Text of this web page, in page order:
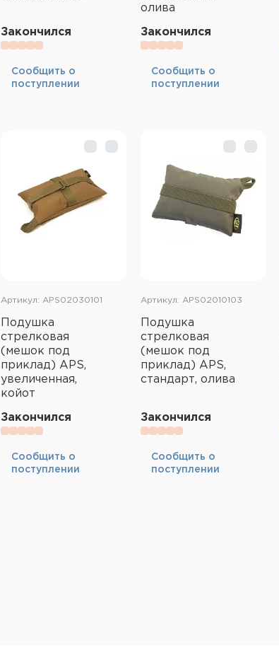
Закончился
Cообщить о
поступлении
олива
Закончился
Cообщить о
поступлении
Артикул: APS02030101
Подушка
стрелковая
(мешок под
приклад) APS,
увеличенная,
койот
Закончился
Cообщить о
поступлении
Артикул: APS02010103
Подушка
стрелковая
(мешок под
приклад) APS,
стандарт, олива
Закончился
Cообщить о
поступлении